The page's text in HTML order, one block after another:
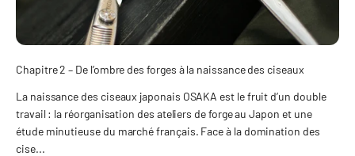
Chapitre 2 – De l’ombre des forges à la naissance des ciseaux
La naissance des ciseaux japonais OSAKA est le fruit d’un double
travail : la réorganisation des ateliers de forge au Japon et une
étude minutieuse du marché français. Face à la domination des
cise...